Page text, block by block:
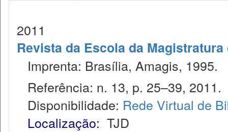
2011
Revista da Escola da
Imprenta: Brasília, Amagis, 1995.
Referência: n. 13, p. 25–39, 2011.
Disponibilidade: Rede Virtual de
Localização: TJD